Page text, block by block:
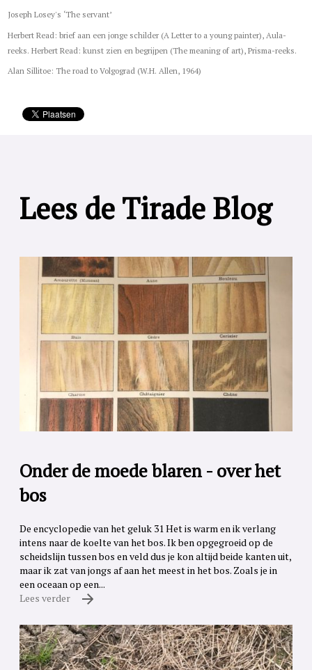
Joseph Losey's ‘The servant’
Herbert Read: brief aan een jonge schilder (A Letter to a young painter), Aula-
reeks. Herbert Read: kunst zien en begrijpen (The meaning of art), Prisma-reeks.
Alan Sillitoe: The road to Volgograd (W.H. Allen, 1964)
Lees de Tirade Blog
Onder de moede blaren - over het
bos
De encyclopedie van het geluk 31 Het is warm en ik verlang
intens naar de koelte van het bos. Ik ben opgegroeid op de
scheidslijn tussen bos en veld dus je kon altijd beide kanten uit,
maar ik zat van jongs af aan het meest in het bos. Zoals je in
een oceaan op een...
Lees verder